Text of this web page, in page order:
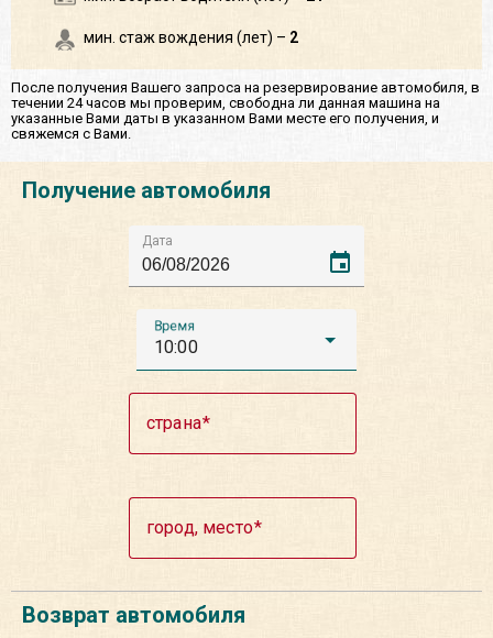
мин. стаж вождения (лет) – 2
После получения Вашего запроса на резервирование автомобиля, в
течении 24 часов мы проверим, свободна ли данная машина на
указанные Вами даты в указанном Вами месте его получения, и
свяжемся с Вами.
Получение автомобиля
Дата
event
Время
10:00
страна
город, место
Возврат автомобиля